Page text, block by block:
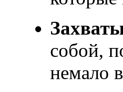
собой,
немало